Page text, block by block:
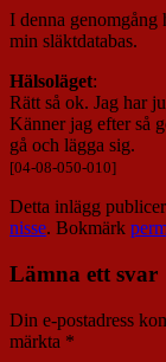
I denna
min släktdatabas.
Hälsoläget:
Rätt så ok. Jag har
Känner jag efter så
gå och lägga sig.
[04-08-050-010]
Detta inlägg
nisse. Bokmärk
Lämna ett svar
Din e-postadress
märkta *